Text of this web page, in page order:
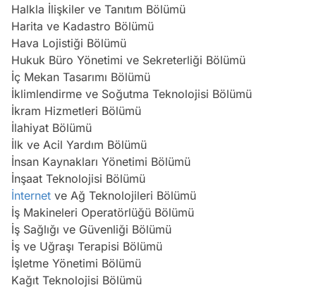
Halkla İlişkiler ve Tanıtım Bölümü
Harita ve Kadastro Bölümü
Hava Lojistiği Bölümü
Hukuk Büro Yönetimi ve Sekreterliği Bölümü
İç Mekan Tasarımı Bölümü
İklimlendirme ve Soğutma Teknolojisi Bölümü
İkram Hizmetleri Bölümü
İlahiyat Bölümü
İlk ve Acil Yardım Bölümü
İnsan Kaynakları Yönetimi Bölümü
İnşaat Teknolojisi Bölümü
İnternet ve Ağ Teknolojileri Bölümü
İş Makineleri Operatörlüğü Bölümü
İş Sağlığı ve Güvenliği Bölümü
İş ve Uğraşı Terapisi Bölümü
İşletme Yönetimi Bölümü
Kağıt Teknolojisi Bölümü